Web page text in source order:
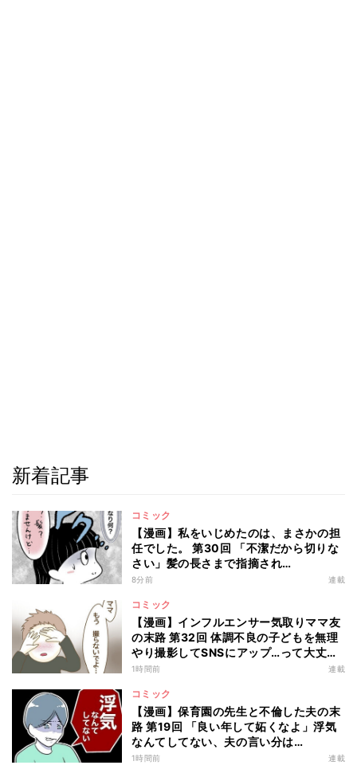
新着記事
コミック
【漫画】私をいじめたのは、まさかの担
任でした。 第30回 「不潔だから切りな
さい」髪の長さまで指摘され…
8分前 連載
コミック
【漫画】インフルエンサー気取りママ友
の末路 第32回 体調不良の子どもを無理
やり撮影してSNSにアップ…って大丈
夫!?
1時間前 連載
コミック
【漫画】保育園の先生と不倫した夫の末
路 第19回 「良い年して妬くなよ」浮気
なんてしてない、夫の言い分は…
1時間前 連載